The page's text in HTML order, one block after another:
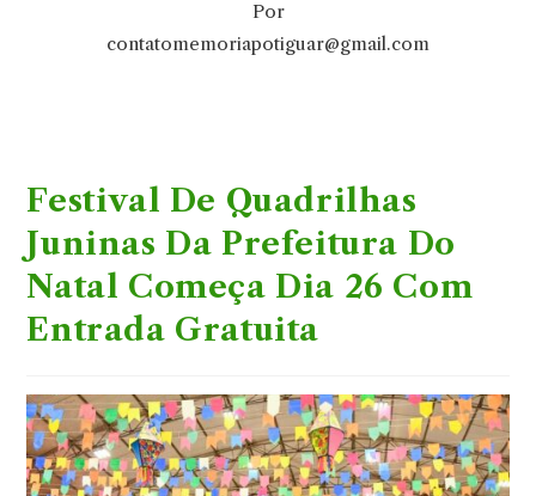
Por
contatomemoriapotiguar@gmail.com
Festival De Quadrilhas
Juninas Da Prefeitura Do
Natal Começa Dia 26 Com
Entrada Gratuita